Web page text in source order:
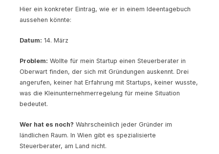
Hier ein konkreter Eintrag, wie er in einem Ideentagebuch
aussehen könnte:
Datum: 14. März
Problem: Wollte für mein Startup einen Steuerberater in
Oberwart finden, der sich mit Gründungen auskennt. Drei
angerufen, keiner hat Erfahrung mit Startups, keiner wusste,
was die Kleinunternehmerregelung für meine Situation
bedeutet.
Wer hat es noch? Wahrscheinlich jeder Gründer im
ländlichen Raum. In Wien gibt es spezialisierte
Steuerberater, am Land nicht.